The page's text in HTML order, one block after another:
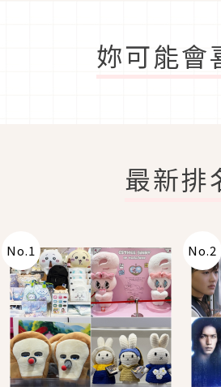
妳可能會
最新排
No.1 No.2